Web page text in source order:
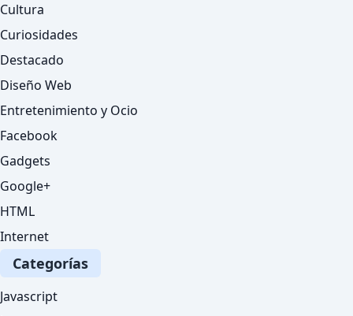
Cultura
Curiosidades
Destacado
Diseño Web
Entretenimiento y Ocio
Facebook
Gadgets
Google+
HTML
Internet
Categorías
Javascript